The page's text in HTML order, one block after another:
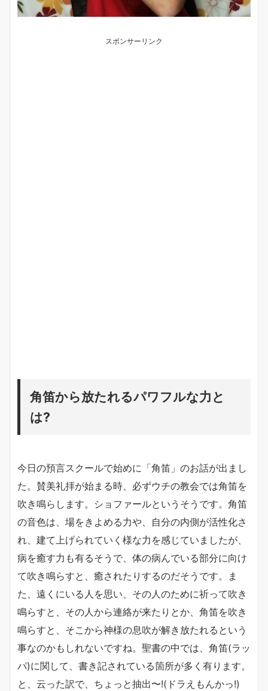
スポンサーリンク
角笛から放たれるパワフルな力と
は?
今日の預言スクールで始めに「角笛」のお話が出まし
た。賛美礼拝が始まる時、必ずウチの教会では角笛を
吹き鳴らします。ショファールというそうです。角笛
の音色は、場をきよめる力や、自分の内側が活性化さ
れ、建て上げられていく様な力を感じていましたが、
病を癒す力も有るそうで、体の病んでいる部分に向け
て吹き鳴らすと、癒されたりするのだそうです。ま
た、遠くにいる人を思い、その人のために祈って吹き
鳴らすと、その人から連絡が来たりとか、角笛を吹き
鳴らすと、そこから神様の息吹が解き放たれるという
事なのかもしれないですね。聖書の中では、角笛(ラッ
パ)に関して、書き記されている箇所が多く有ります。
と、云った訳で、ちょっと抽出〜!(ドラえもんかっ!)